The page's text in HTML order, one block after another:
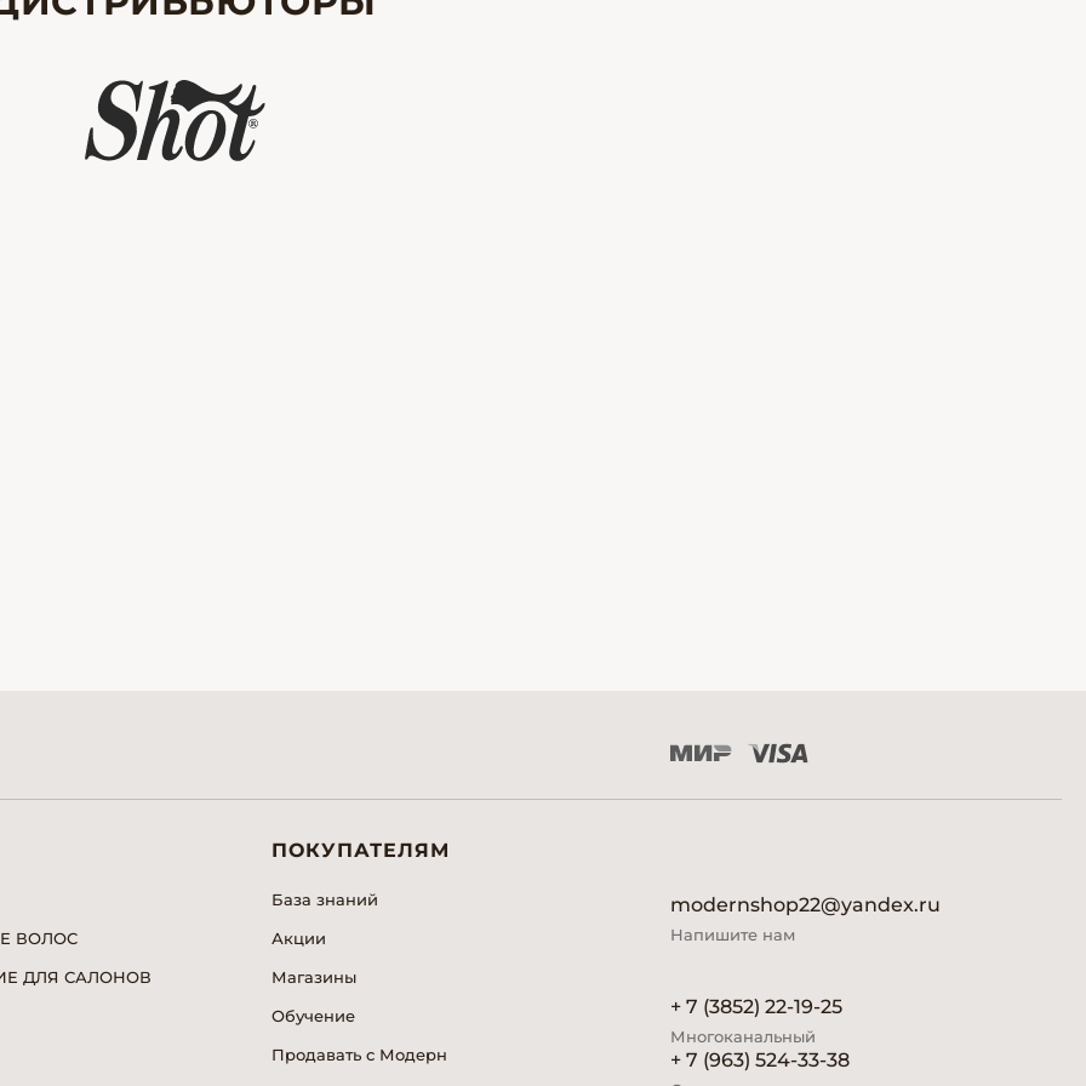
modernshop22@yandex.ru
Напишите нам
+ 7 (3852) 22-19-25
Многоканальный
+ 7 (963) 524-33-38
ВОЛОС
ДЛЯ САЛОНОВ
ПОКУПАТЕЛЯМ
База знаний
Акции
Магазины
Обучение
Продавать с Модерн